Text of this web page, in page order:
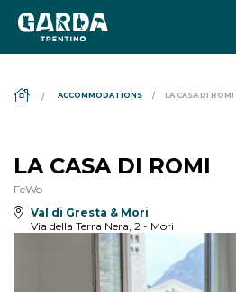
ACCOMMODATIONS LA CASA DI ROMI
LA CASA DI ROMI
FeWo
Val di Gresta & Mori
Via della Terra Nera, 2 - Mori